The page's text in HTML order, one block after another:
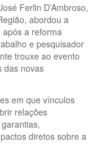
Ferlin D’Ambroso,
abordou a
a reforma
e pesquisador
trouxe ao evento
das novas
em que vínculos
relações
diretos sobre a